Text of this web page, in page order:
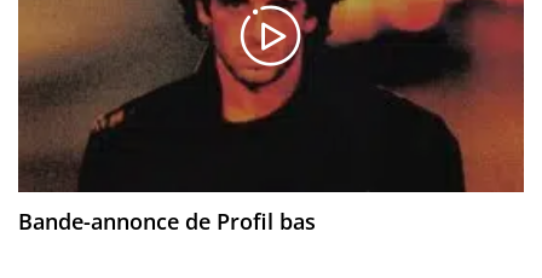
Bande-annonce de Profil bas